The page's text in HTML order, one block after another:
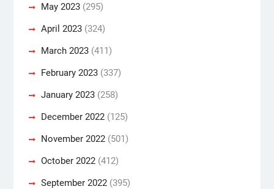
May 2023(295)
April 2023(324)
March 2023(411)
February 2023(337)
January 2023(258)
December 2022(125)
November 2022(501)
October 2022(412)
September 2022(395)